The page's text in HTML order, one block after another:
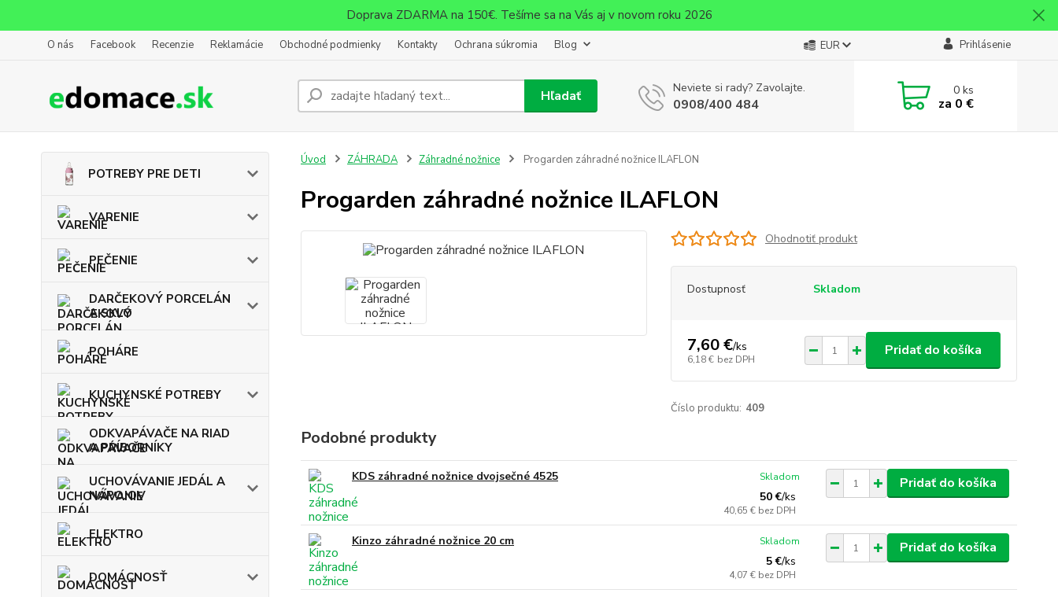
Doprava ZDARMA na 150€. Tešíme sa na Vás aj v novom roku 2026
O nás Facebook Recenzie Reklamácie Obchodné podmienky Kontakty Ochrana súkromia Blog EUR Prihlásenie
Hľadať Neviete si rady? Zavolajte.
0908/400 484
0ks
za 0 €
POTREBY PRE DETI
VARENIE
PEČENIE
DARČEKOVÝ PORCELÁN
A SKLO
POHÁRE
KUCHYNSKÉ POTREBY
ODKVAPÁVAČE NA RIAD
A PRÍBORNÍKY
UCHOVÁVANIE JEDÁL A
NÁPOJOV
ELEKTRO
DOMÁCNOSŤ
Úvod ZÁHRADA Záhradné nožnice Progarden záhradné nožnice ILAFLON
Progarden záhradné nožnice ILAFLON
Ohodnotiť produkt
Dostupnosť Skladom
7,60 €/ks
6,18 € bez DPH
Pridať do košíka
Číslo produktu: 409
Podobné produkty
KDS záhradné nožnice dvojsečné 4525
50 €/ks
40,65 € bez DPH
Skladom Pridať do košíka
Kinzo záhradné nožnice 20 cm
5 €/ks
4,07 € bez DPH
Skladom Pridať do košíka